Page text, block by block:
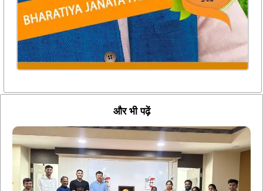
और भी पढ़ें